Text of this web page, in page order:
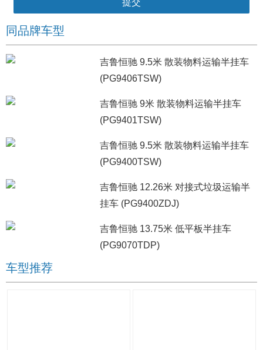
同品牌车型
吉鲁恒驰 9.5米 散装物料运输半挂车
(PG9406TSW)
吉鲁恒驰 9米 散装物料运输半挂车
(PG9401TSW)
吉鲁恒驰 9.5米 散装物料运输半挂车
(PG9400TSW)
吉鲁恒驰 12.26米 对接式垃圾运输半
挂车 (PG9400ZDJ)
吉鲁恒驰 13.75米 低平板半挂车
(PG9070TDP)
车型推荐